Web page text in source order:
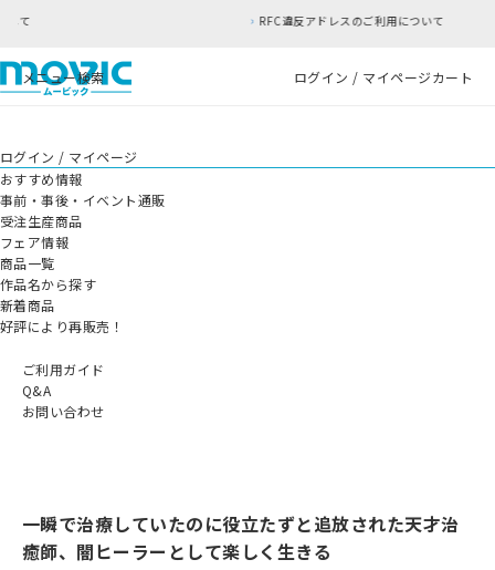
RFC違反アドレスのご利用について
メニュー検索 ログイン / マイページカート
ログイン / マイページ
おすすめ情報
事前・事後・イベント通販
受注生産商品
フェア情報
商品一覧
作品名から探す
新着商品
好評により再販売！
ご利用ガイド
Q&A
お問い合わせ
一瞬で治療していたのに役立たずと追放された天才治
癒師、闇ヒーラーとして楽しく生きる